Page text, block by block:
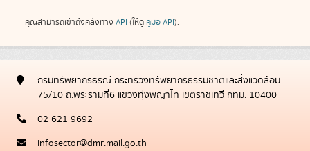
คุณสามารถเข้าถึงคลังทาง API (ให้ดู คู่มือ API).
กรมทรัพยากรธรณี กระทรวงทรัพยากรธรรมชาติและสิ่งแวดล้อม
75/10 ถ.พระรามที่6 แขวงทุ่งพญาไท เขตราชเทวี กทม. 10400
02 621 9692
infosector@dmr.mail.go.th